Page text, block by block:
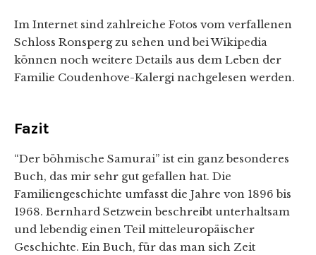
Im Internet sind zahlreiche Fotos vom verfallenen
Schloss Ronsperg zu sehen und bei Wikipedia
können noch weitere Details aus dem Leben der
Familie Coudenhove-Kalergi nachgelesen werden.
Fazit
“Der böhmische Samurai” ist ein ganz besonderes
Buch, das mir sehr gut gefallen hat. Die
Familiengeschichte umfasst die Jahre von 1896 bis
1968. Bernhard Setzwein beschreibt unterhaltsam
und lebendig einen Teil mitteleuropäischer
Geschichte. Ein Buch, für das man sich Zeit